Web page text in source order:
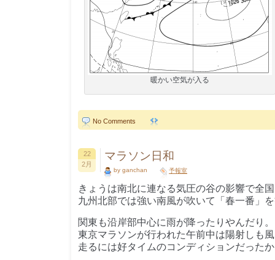
暖かい空気が入る
No Comments
22
2月
マラソン日和
by ganchan 予報室
きょうは南北に連なる気圧の谷の影響で全
九州北部では強い南風が吹いて「春一番」
関東も沿岸部中心に雨が降ったりやんだり。
東京マラソンが行われた午前中は陽射しも
走るには好タイムのコンディションだった